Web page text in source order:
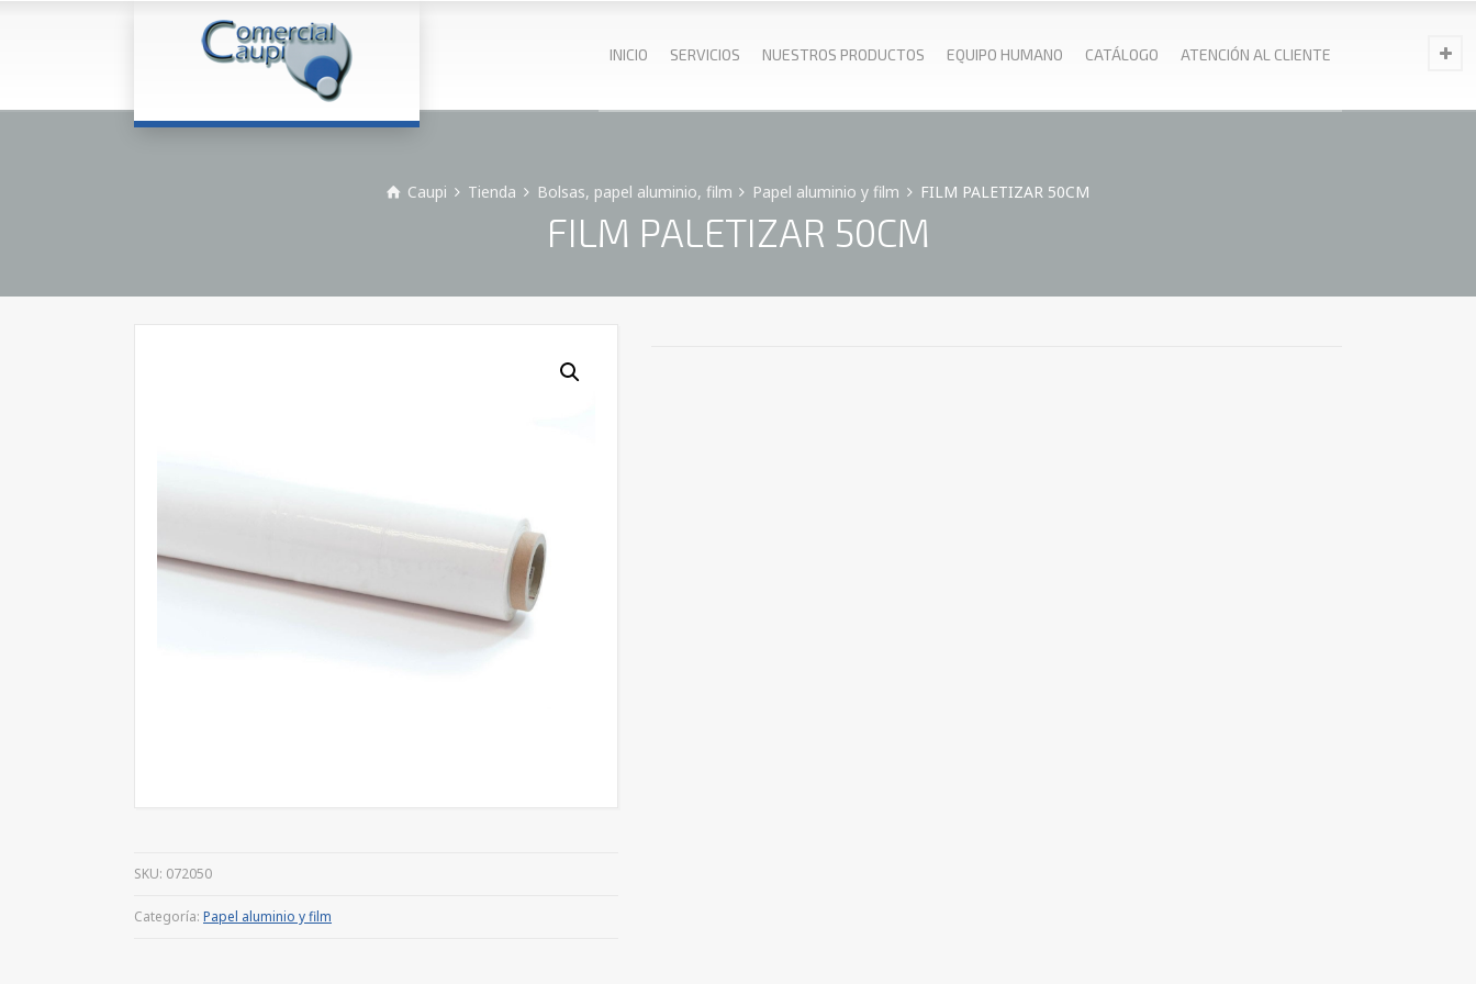
INICIO SERVICIOS NUESTROS PRODUCTOS EQUIPO HUMANO CATÁLOGO ATENCIÓN AL CLIENTE
Caupi Tienda Bolsas, papel aluminio, film Papel aluminio y film FILM PALETIZAR 50CM
FILM PALETIZAR 50CM
SKU: 072050
Categoría: Papel aluminio y film